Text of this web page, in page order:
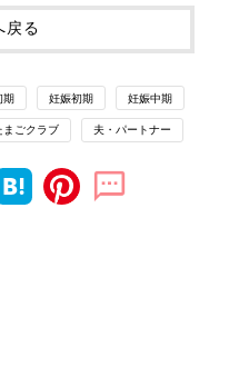
戻る
期 妊娠初期 妊娠中期
まごクラブ 夫・パートナー